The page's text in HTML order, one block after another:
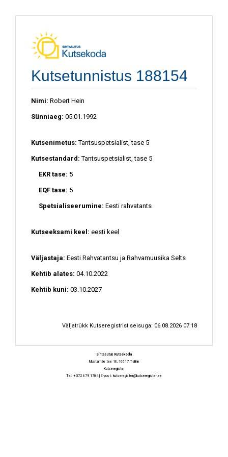
Kutsetunnistus 188154
Nimi: Robert Hein
Sünniaeg: 05.01.1992
Kutsenimetus:Tantsuspetsialist, tase 5
Kutsestandard:Tantsuspetsialist, tase 5
EKR tase: 5
EQF tase: 5
Spetsialiseerumine: Eesti rahvatants
Kutseeksami keel: eesti keel
Väljastaja: Eesti Rahvatantsu ja Rahvamuusika Selts
Kehtib alates: 04.10.2022
Kehtib kuni: 03.10.2027
Väljatrükk Kutseregistrist seisuga: 06.08.2026 07:18
Sihtasutus Kutsekoda
Mustamäe tee 16, 10617 Tallinn
Kutseregister
Tel: +372 679 1704 | E-post: kutseregister@kutseregister.ee